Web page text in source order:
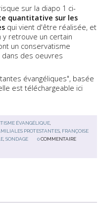
sur la diapo 1 ci-
quantitative sur les
qui vient d'être réalisée, et
retrouve un certain
un conservatisme
des oeuvres
évangéliques", basée
est téléchargeable ici
ÉVANGÉLIQUE,
PROTESTANTES, FRANÇOISE
,SONDAGE 0 COMMENTAIRE